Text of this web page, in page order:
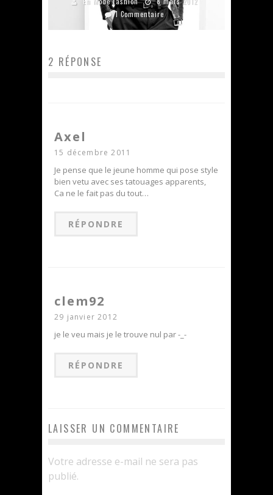
1 Commentaire
2 RÉPONSE
Axel
15 décembre 2011
Je pense que le jeune homme qui pose style
bien vetu avec ses tatouages apparents,
Ca ne le fait pas du tout…
RÉPONDRE
clem92
29 janvier 2012
je le veu mais je le trouve nul par -_-
RÉPONDRE
LAISSER UN COMMENTAIRE
Votre adresse e-mail ne sera pas
publié.